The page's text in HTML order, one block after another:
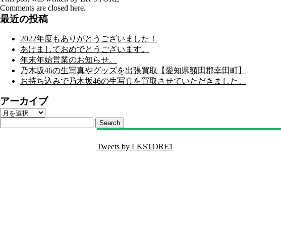
Comments are closed here.
最近の投稿
2022年度もありがとうございました！
あけましておめでとうございます。
年末年始営業のお知らせ。
乃木坂46の生写真やグッズを出張買取【愛知県額田郡幸田町】
お持ち込みで乃木坂46の生写真を買取させていただきました。
アーカイブ
ア
Search
Tweets by LKSTORE1